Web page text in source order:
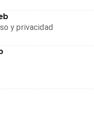
y privacidad